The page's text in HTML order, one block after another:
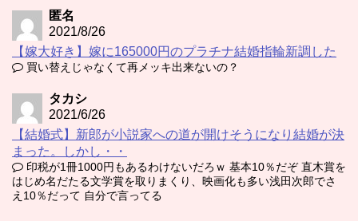
匿名
2021/8/26
【嫁大好き】嫁に165000円のプラチナ結婚指輪新調した
買い替えじゃなくて再メッキ出来ないの？
タカシ
2021/6/26
【結婚式】新郎が小説家への道が開けそうになり結婚が決
まった。しかし・・
印税が1冊1000円もあるわけないだろｗ 基本10％だぞ 直木賞を
はじめ名だたる文学賞を取りまくり、映画化も多い浅田次郎でさ
え10％だって 自分で言ってる